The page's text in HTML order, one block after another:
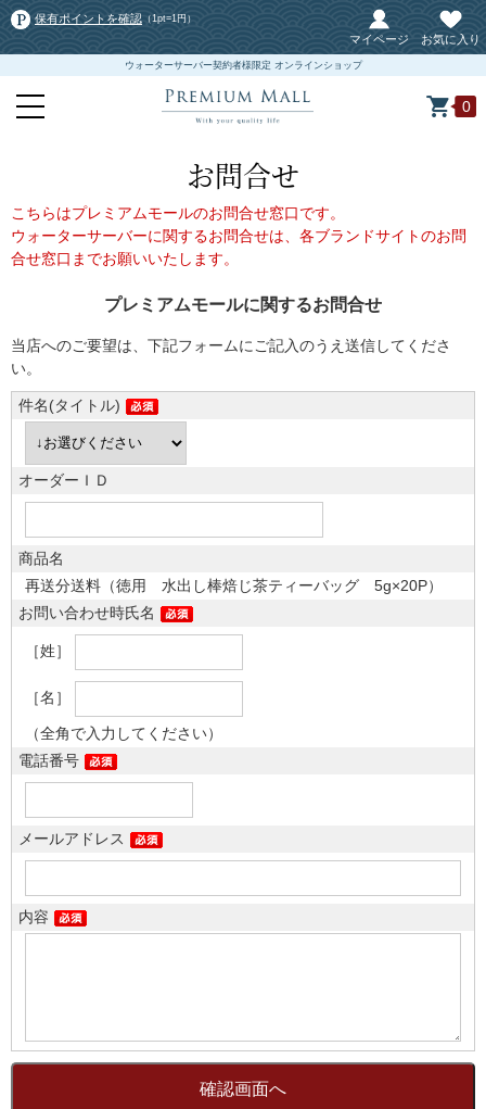
保有ポイントを確認 （1pt=1円）
マイページ お気に入り
ウォーターサーバー契約者様限定 オンラインショップ
0
お問合せ
こちらはプレミアムモールのお問合せ窓口です。
ウォーターサーバーに関するお問合せは、各ブランドサイトのお問
合せ窓口までお願いいたします。
プレミアムモールに関するお問合せ
当店へのご要望は、下記フォームにご記入のうえ送信してくださ
い。
件名(タイトル)
オーダーＩＤ
商品名
再送分送料（徳用 水出し棒焙じ茶ティーバッグ 5g×20P）
お問い合わせ時氏名
［姓］
［名］
（全角で入力してください）
電話番号
メールアドレス
内容